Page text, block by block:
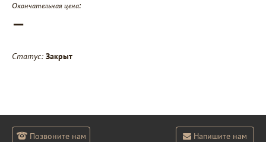
Окончательная цена:
—
Статус: Закрыт
Позвоните нам Напишите нам